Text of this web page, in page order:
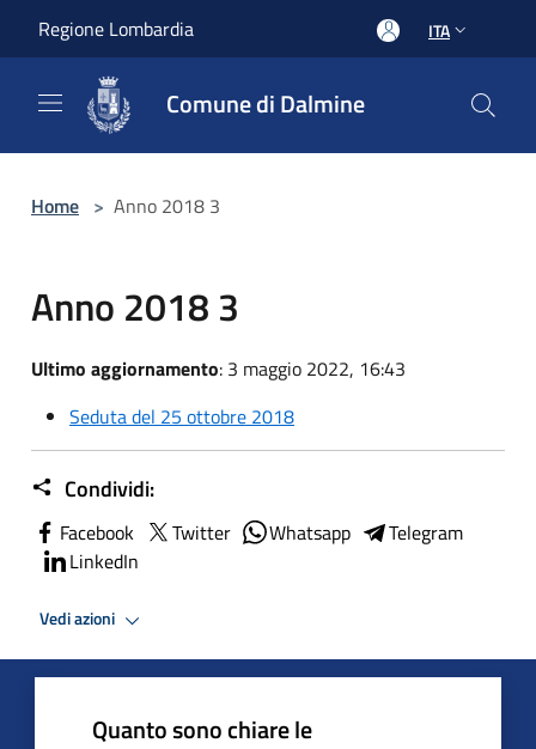
Regione Lombardia ITA
Comune di Dalmine
Home > Anno 2018 3
Anno 2018 3
Ultimo aggiornamento: 3 maggio 2022, 16:43
Seduta del 25 ottobre 2018
Condividi:
Facebook Twitter Whatsapp
Telegram
LinkedIn
Vedi azioni
Quanto sono chiare le